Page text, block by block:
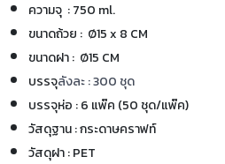
ความจุ : 750 ml.
ขนาดถ้วย : Ø15 x 8 CM
ขนาดฝา : Ø15 CM
บรรจุลังละ : 300 ชุด
บรรจุห่อ : 6 แพ๊ค (50 ชุด/แพ๊ค)
วัสดุฐาน : กระดาษคราฟท์
วัสดุฝา : PET